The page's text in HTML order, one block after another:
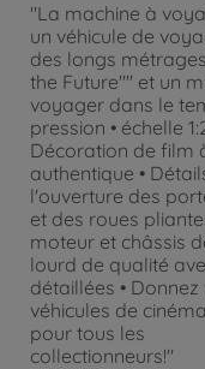
"La machine à
un véhicule de
des longs
the Future"" et un
voyager dans le
pression • échelle
Décoration de film
authentique •
l'ouverture des
et des roues
moteur et châssis
lourd de qualité
détaillées •
véhicules de
pour tous les
collectionneurs!"